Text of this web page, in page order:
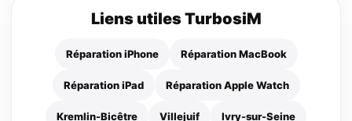
Liens utiles TurbosiM
Réparation iPhone Réparation MacBook
Réparation iPad Réparation Apple Watch
Kremlin-Bicêtre Villejuif Ivry-sur-Seine